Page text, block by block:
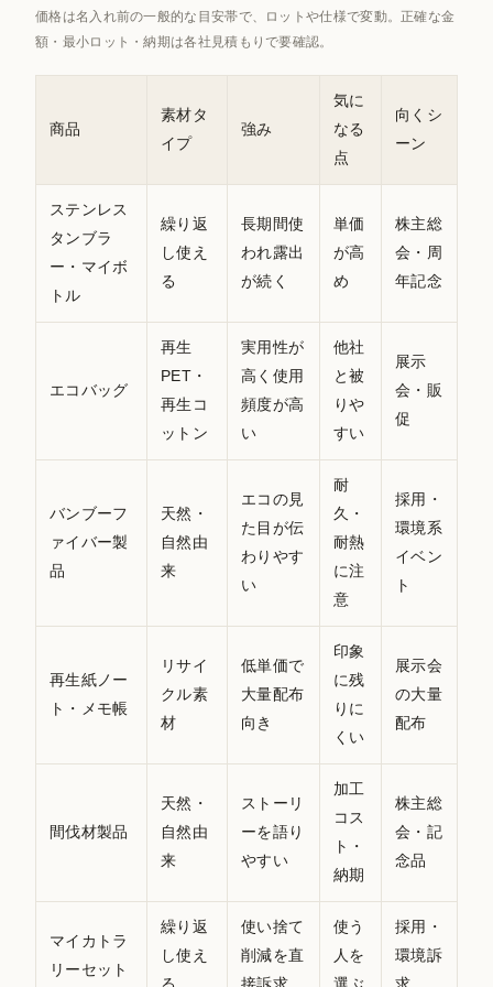
価格は名入れ前の一般的な目安帯で、ロットや仕様で変動。正確な金
額・最小ロット・納期は各社見積もりで要確認。
商品
素材タ
イプ
強み
気に
なる
点
向くシ
ーン
ステンレス
タンブラ
ー・マイボ
トル
繰り返
し使え
る
長期間使
われ露出
が続く
単価
が高
め
株主総
会・周
年記念
エコバッグ
再生
PET・
再生コ
ットン
実用性が
高く使用
頻度が高
い
他社
と被
りや
すい
展示
会・販
促
バンブーフ
ァイバー製
品
天然・
自然由
来
エコの見
た目が伝
わりやす
い
耐
久・
耐熱
に注
意
採用・
環境系
イベン
ト
再生紙ノー
ト・メモ帳
リサイ
クル素
材
低単価で
大量配布
向き
印象
に残
りに
くい
展示会
の大量
配布
間伐材製品
天然・
自然由
来
ストーリ
ーを語り
やすい
加工
コス
ト・
納期
株主総
会・記
念品
マイカトラ
リーセット
繰り返
し使え
使い捨て
削減を直
使う
人を
採用・
環境訴